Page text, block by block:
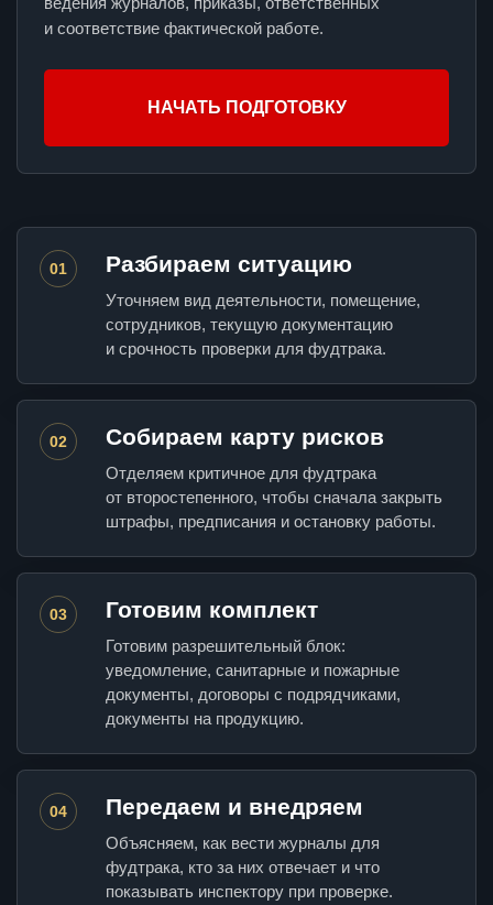
и соответствие фактической работе.
НАЧАТЬ ПОДГОТОВКУ
01 Разбираем ситуацию
Уточняем вид деятельности, помещение,
сотрудников, текущую документацию
и срочность проверки для фудтрака.
02 Собираем карту рисков
Отделяем критичное для фудтрака
от второстепенного, чтобы сначала закрыть
штрафы, предписания и остановку работы.
03 Готовим комплект
Готовим разрешительный блок:
уведомление, санитарные и пожарные
документы, договоры с подрядчиками,
документы на продукцию.
04 Передаем и внедряем
Объясняем, как вести журналы для
фудтрака, кто за них отвечает и что
показывать инспектору при проверке.